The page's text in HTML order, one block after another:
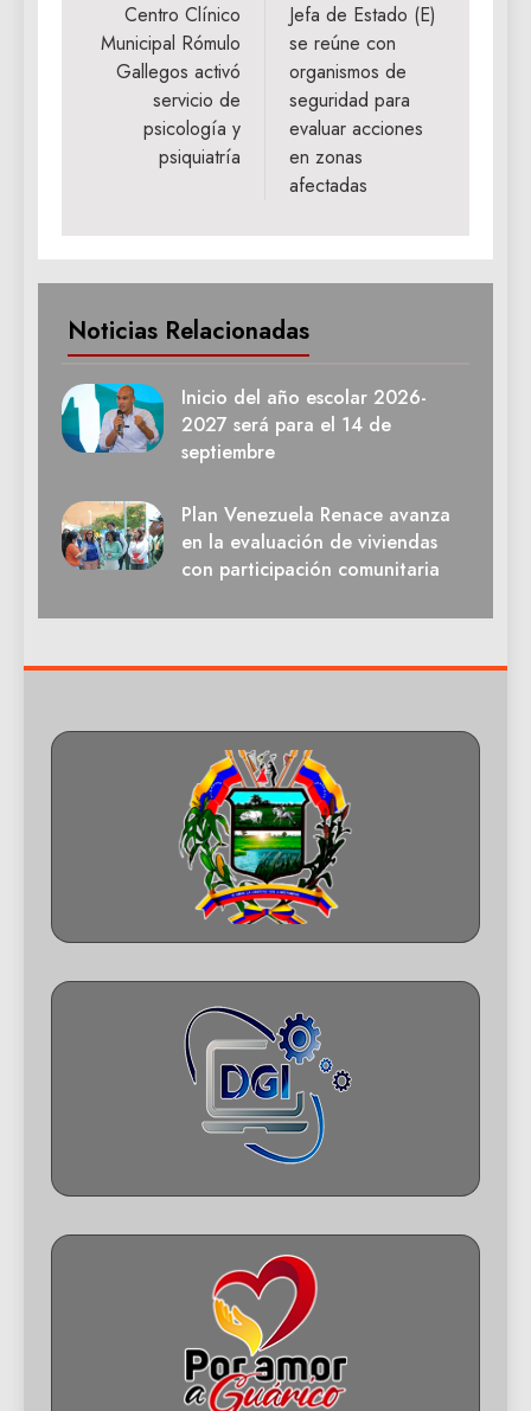
entradas
Centro Clínico
Municipal Rómulo
Gallegos activó
servicio de
psicología y
psiquiatría
Jefa de Estado (E)
se reúne con
organismos de
seguridad para
evaluar acciones
en zonas
afectadas
Noticias Relacionadas
Inicio del año escolar 2026-
2027 será para el 14 de
septiembre
Plan Venezuela Renace avanza
en la evaluación de viviendas
con participación comunitaria